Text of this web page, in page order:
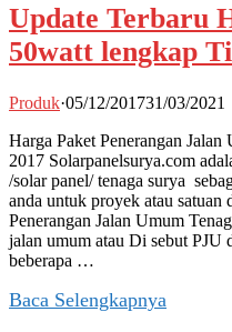
Update Terbaru
50watt lengkap
Produk·05/12/201731/03/2021
Harga Paket Penerangan
2017 Solarpanelsurya.com
/solar panel/ tenaga surya
anda untuk proyek atau satuan
Penerangan Jalan Umum
jalan umum atau Di sebut PJU
beberapa …
Baca Selengkapnya